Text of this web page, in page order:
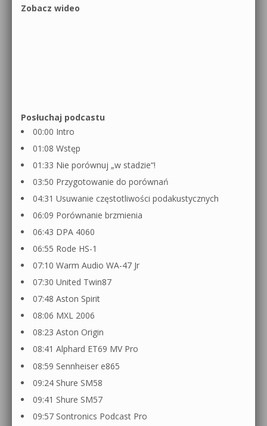
Zobacz wideo
Posłuchaj podcastu
00:00 Intro
01:08 Wstęp
01:33 Nie porównuj „w stadzie“!
03:50 Przygotowanie do porównań
04:31 Usuwanie częstotliwości podakustycznych
06:09 Porównanie brzmienia
06:43 DPA 4060
06:55 Rode HS-1
07:10 Warm Audio WA-47 Jr
07:30 United Twin87
07:48 Aston Spirit
08:06 MXL 2006
08:23 Aston Origin
08:41 Alphard ET69 MV Pro
08:59 Sennheiser e865
09:24 Shure SM58
09:41 Shure SM57
09:57 Sontronics Podcast Pro